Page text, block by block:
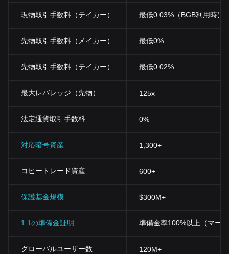
現物取引手数料（テイカー） 最低0.03%（BGB利用時は
先物取引手数料（メイカー） 最低0%
先物取引手数料（テイカー） 最低0.02%
最大レバレッジ（先物） 125x
法定通貨取引手数料 0%
対応暗号資産 1,300+
コピートレード資産 600+
保護基金規模 $300M+
1:1の準備金証明 準備金率100%以上（マー
グローバルユーザー数 120M+